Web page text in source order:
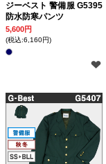
ジーベスト 警備服 G5395
防水防寒パンツ
5,600円
(税込:6,160円)